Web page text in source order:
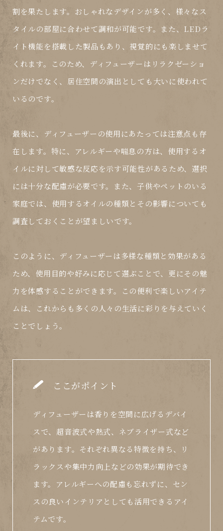
割を果たします。おしゃれなデザインが多く、様々なス
タイルの部屋に合わせて調和が可能です。また、LEDラ
イト機能を搭載した製品もあり、視覚的にも楽しませて
くれます。このため、ディフューザーはリラクゼーショ
ンだけでなく、居住空間の演出としても大いに使われて
いるのです。
最後に、ディフューザーの使用にあたっては注意点も存
在します。特に、アレルギーや喘息の方は、使用するオ
イルに対して敏感な反応を示す可能性があるため、選択
には十分な配慮が必要です。また、子供やペットのいる
家庭では、使用するオイルの種類とその影響についても
調査しておくことが望ましいです。
このように、ディフューザーは多様な種類と効果がある
ため、使用目的や好みに応じて選ぶことで、更にその魅
力を体感することができます。この便利で楽しいアイテ
ムは、これからも多くの人々の生活に彩りを与えていく
ことでしょう。
ここがポイント
ディフューザーは香りを空間に広げるデバイ
スで、超音波式や熱式、ネブライザー式など
があります。それぞれ異なる特徴を持ち、リ
ラックスや集中力向上などの効果が期待でき
ます。アレルギーへの配慮も忘れずに、セン
スの良いインテリアとしても活用できるアイ
テムです。